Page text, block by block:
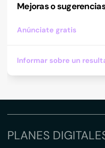
Mejoras o
Anúnciate gratis
Informar sobre un
PLANES